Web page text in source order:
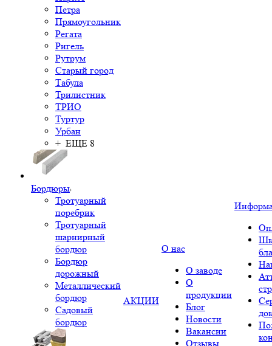
Петра
Прямоугольник
Регата
Ригель
Рутрум
Старый город
Табула
Трилистник
ТРИО
Туртур
Урбан
+ ЕЩЕ 8
Бордюры
Тротуарный
поребрик
Тротуарный
шарнирный
бордюр
Бордюр
дорожный
Металлический
бордюр
Садовый
бордюр
АКЦИИ
О нас
О заводе
О
продукции
Блог
Новости
Вакансии
Отзывы